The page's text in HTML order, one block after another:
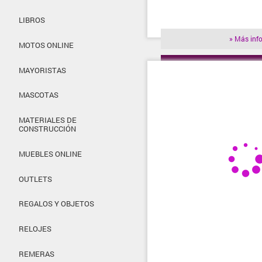
LIBROS
MOTOS ONLINE
MAYORISTAS
MASCOTAS
MATERIALES DE
CONSTRUCCIÓN
MUEBLES ONLINE
OUTLETS
REGALOS Y OBJETOS
RELOJES
REMERAS
» Más info